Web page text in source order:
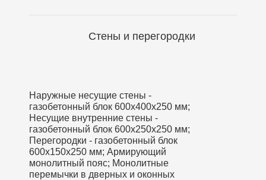
Стены и перегородки
Наружные несущие стены -
газобетонный блок 600х400х250 мм;
Несущие внутренние стены -
газобетонный блок 600х250х250 мм;
Перегородки - газобетонный блок
600х150х250 мм; Армирующий
монолитный пояс; Монолитные
перемычки в дверных и оконных